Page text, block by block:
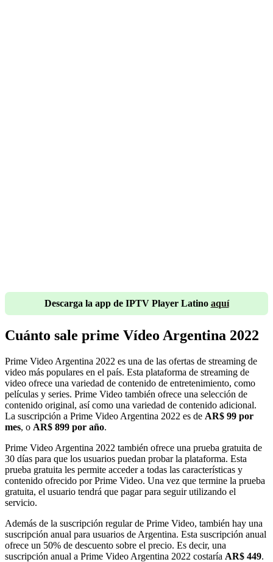
Descarga la app de IPTV Player Latino aquí
Cuánto sale prime Vídeo Argentina 2022
Prime Video Argentina 2022 es una de las ofertas de streaming de
video más populares en el país. Esta plataforma de streaming de
video ofrece una variedad de contenido de entretenimiento, como
películas y series. Prime Video también ofrece una selección de
contenido original, así como una variedad de contenido adicional.
La suscripción a Prime Video Argentina 2022 es de AR$ 99 por
mes, o AR$ 899 por año.
Prime Video Argentina 2022 también ofrece una prueba gratuita de
30 días para que los usuarios puedan probar la plataforma. Esta
prueba gratuita les permite acceder a todas las características y
contenido ofrecido por Prime Video. Una vez que termine la prueba
gratuita, el usuario tendrá que pagar para seguir utilizando el
servicio.
Además de la suscripción regular de Prime Video, también hay una
suscripción anual para usuarios de Argentina. Esta suscripción anual
ofrece un 50% de descuento sobre el precio. Es decir, una
suscripción anual a Prime Video Argentina 2022 costaría AR$ 449.